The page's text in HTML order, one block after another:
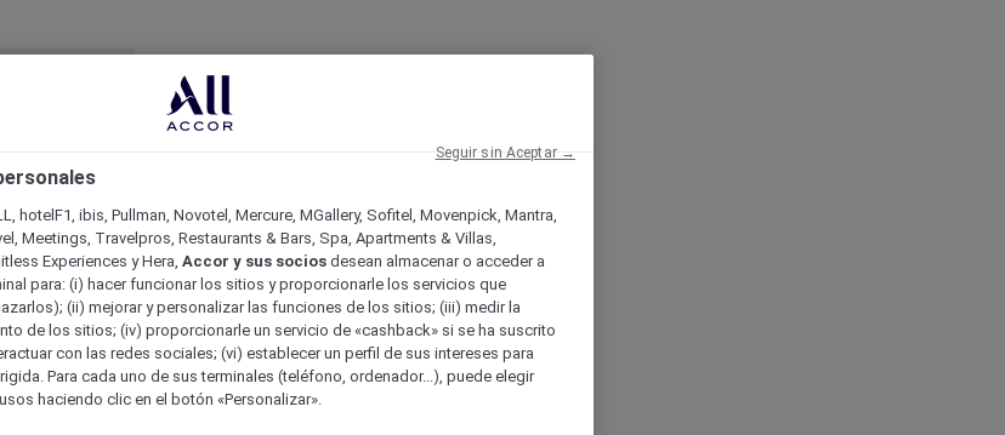
hotelF1, ibis, Pullman, Novotel, Mercure, MGallery, Sofitel, Movenpick, Mantra,
Meetings, Travelpros, Restaurants & Bars, Spa, Apartments & Villas,
Experiences y Hera, Accor y sus socios desean almacenar o acceder a
para: (i) hacer funcionar los sitios y proporcionarle los servicios que
(ii) mejorar y personalizar las funciones de los sitios; (iii) medir la
de los sitios; (iv) proporcionarle un servicio de «cashback» si se ha suscrito
con las redes sociales; (vi) establecer un perfil de sus intereses para
Para cada uno de sus terminales (teléfono, ordenador...), puede elegir
haciendo clic en el botón «Personalizar».
Seguir sin Aceptar →